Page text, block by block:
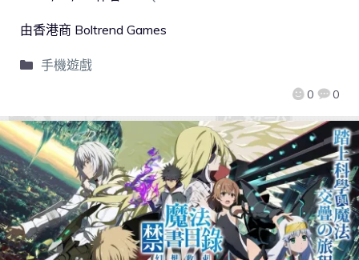
0 0
由香港商 Boltrend Games
手機遊戲